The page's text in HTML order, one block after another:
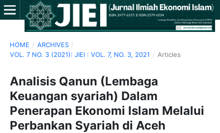
HOME / ARCHIVES /
VOL. 7 NO. 3 (2021): JIEI : VOL. 7, NO. 3, 2021 / Articles
Analisis Qanun (Lembaga
Keuangan syariah) Dalam
Penerapan Ekonomi Islam Melalui
Perbankan Syariah di Aceh